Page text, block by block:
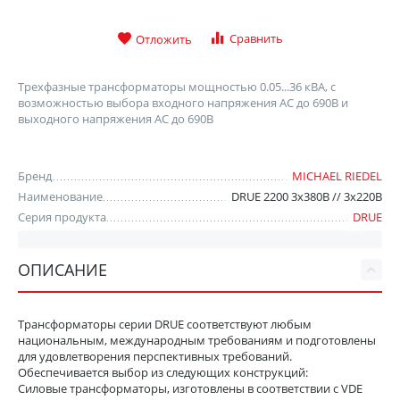
Отложить Сравнить
Трехфазные трансформаторы мощностью 0.05...36 кВА, с
возможностью выбора входного напряжения AC до 690В и
выходного напряжения AC до 690В
Бренд
MICHAEL RIEDEL
Наименование
DRUE 2200 3х380В // 3х220В
Серия продукта
DRUE
ОПИСАНИЕ
Трансформаторы серии DRUE соответствуют любым
национальным, международным требованиям и подготовлены
для удовлетворения перспективных требований.
Обеспечивается выбор из следующих конструкций:
Силовые трансформаторы, изготовлены в соответствии с VDE